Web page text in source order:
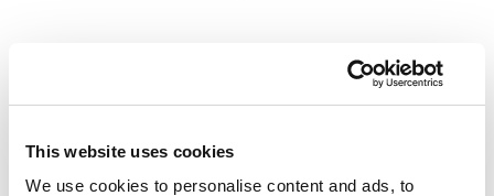
This website uses cookies
We use cookies to personalise content and ads, to
三井化学集团通过不断创新追求成长，并致力于成为一家
在全球具有存在感的化学企业集团。